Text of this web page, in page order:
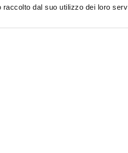
raccolto dal suo utilizzo dei loro